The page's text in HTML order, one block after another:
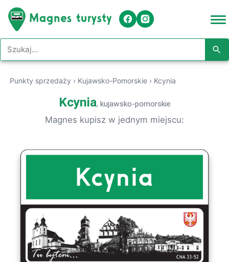
Szukaj w serwisie
Punkty sprzedaży › Kujawsko-Pomorskie › Kcynia
Kcynia, kujawsko-pomorskie
Magnes kupisz w jednym miejscu: